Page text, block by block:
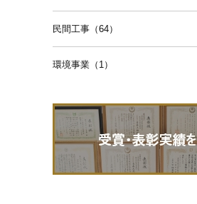
民間工事（64）
環境事業（1）